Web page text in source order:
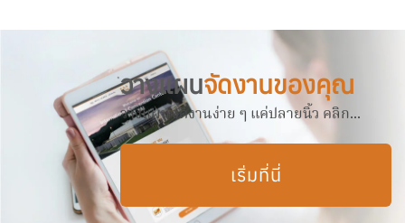
วางแผนจัดงานของคุณ
วางแผนจัดงานง่าย ๆ แค่ปลายนิ้ว คลิก...
เริ่มที่นี่